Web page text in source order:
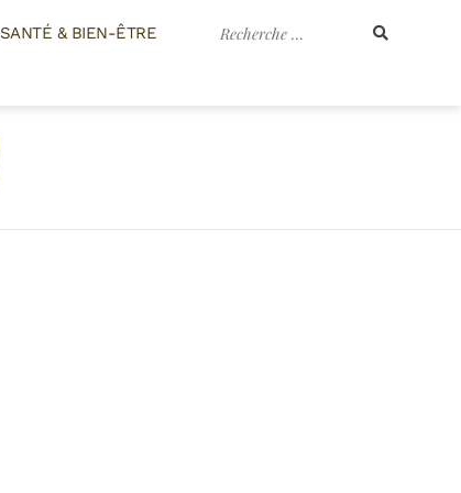
Recherche
SANTÉ & BIEN-ÊTRE